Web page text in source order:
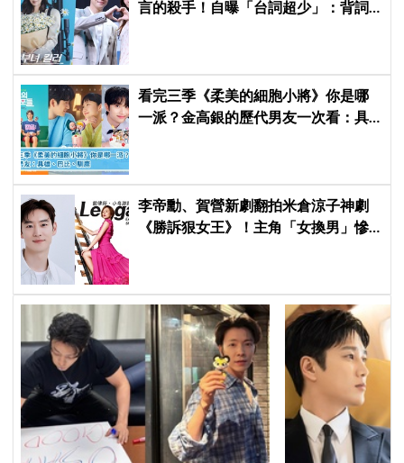
言的殺手！自曝「台詞超少」：背詞
看完三季《柔美的細胞小將》你是哪
一派？金高銀的歷代男友一次看：具
李帝勳、賀營新劇翻拍米倉涼子神劇
《勝訴狠女王》！主角「女換男」慘